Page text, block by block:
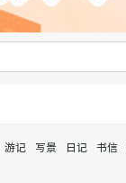
游记 写景 日记 书信